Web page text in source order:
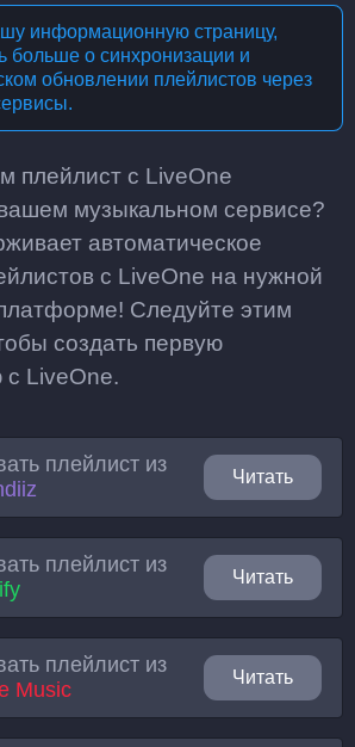
информационную страницу,
больше о синхронизации и
обновлении плейлистов через
.
плейлист с LiveOne
музыкальном сервисе?
автоматическое
с LiveOne на нужной
Следуйте этим
создать первую
с LiveOne.
плейлист из
Читать
плейлист из
Читать
плейлист из
Music
Читать